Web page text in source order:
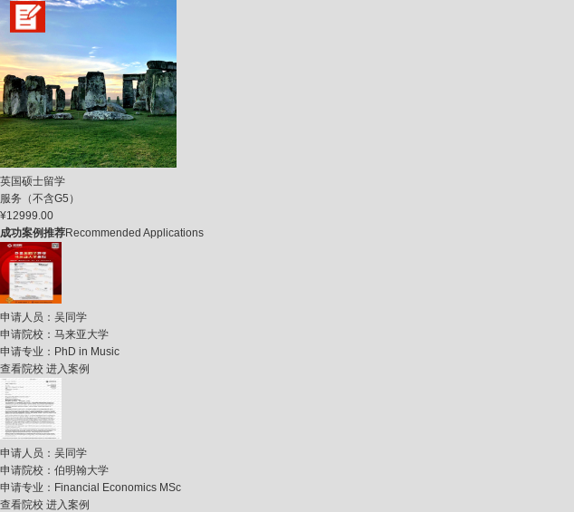
英国硕士留学
服务（不含G5）
¥12999.00
成功案例推荐Recommended Applications
申请人员： 吴同学
申请院校： 马来亚大学
申请专业： PhD in Music
查看院校 进入案例
申请人员： 吴同学
申请院校： 伯明翰大学
申请专业： Financial Economics MSc
查看院校 进入案例